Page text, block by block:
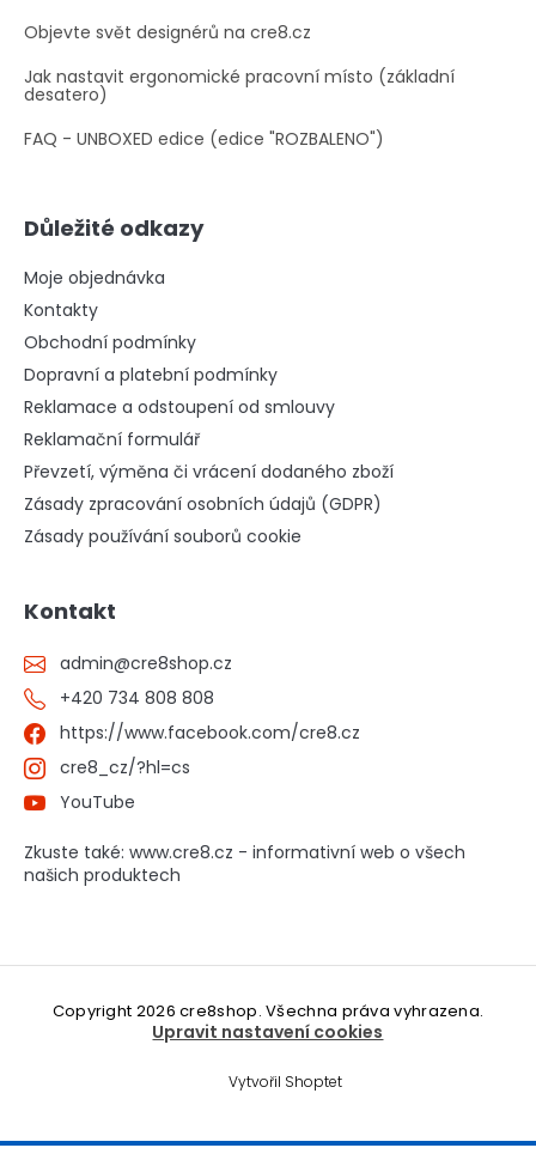
Objevte svět designérů na cre8.cz
Jak nastavit ergonomické pracovní místo (základní
desatero)
FAQ - UNBOXED edice (edice "ROZBALENO")
Důležité odkazy
Moje objednávka
Kontakty
Obchodní podmínky
Dopravní a platební podmínky
Reklamace a odstoupení od smlouvy
Reklamační formulář
Převzetí, výměna či vrácení dodaného zboží
Zásady zpracování osobních údajů (GDPR)
Zásady používání souborů cookie
Kontakt
admin@cre8shop.cz
+420 734 808 808
https://www.facebook.com/cre8.cz
cre8_cz/?hl=cs
YouTube
Zkuste také: www.cre8.cz - informativní web o všech
našich produktech
Vytvořil Shoptet
Copyright 2026cre8shop. Všechna práva vyhrazena.
Upravit nastavení cookies